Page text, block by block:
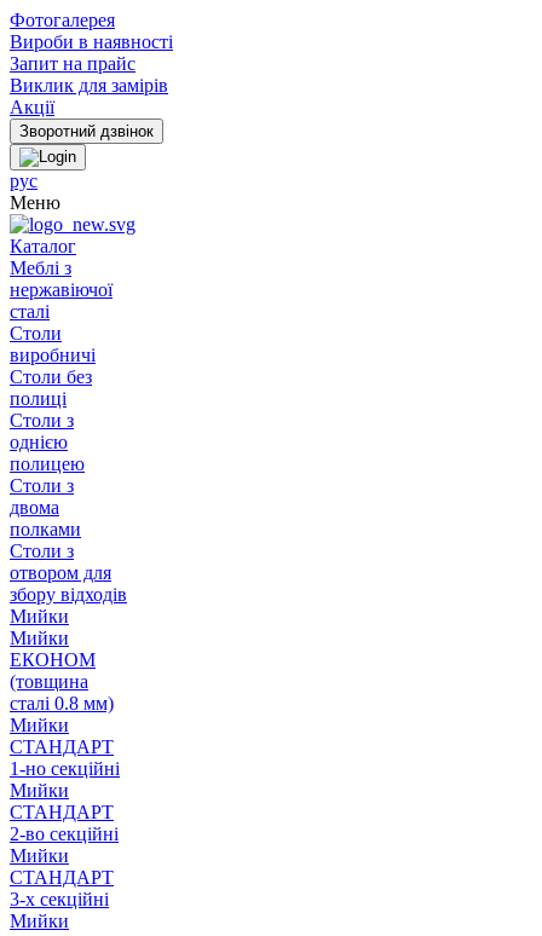
Фотогалерея
Вироби в наявності
Запит на прайс
Виклик для замірів
Акції
рус
Меню
Каталог
Меблі з
нержавіючої
сталі
Столи
виробничі
Столи без
полиці
Столи з
однією
полицею
Столи з
двома
полками
Столи з
отвором для
збору відходів
Мийки
Мийки
ЕКОНОМ
(товщина
сталі 0.8 мм)
Мийки
СТАНДАРТ
1-но секційні
Мийки
СТАНДАРТ
2-во секційні
Мийки
СТАНДАРТ
3-х секційні
Мийки